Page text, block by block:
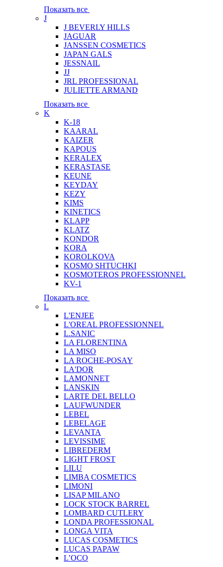
Показать все
J
J BEVERLY HILLS
JAGUAR
JANSSEN COSMETICS
JAPAN GALS
JESSNAIL
JJ
JRL PROFESSIONAL
JULIETTE ARMAND
Показать все
K
K-18
KAARAL
KAIZER
KAPOUS
KERALEX
KERASTASE
KEUNE
KEYDAY
KEZY
KIMS
KINETICS
KLAPP
KLATZ
KONDOR
KORA
KOROLKOVA
KOSMO SHTUCHKI
KOSMOTEROS PROFESSIONNEL
KV-1
Показать все
L
L'ENJEE
L'OREAL PROFESSIONNEL
L.SANIC
LA FLORENTINA
LA MISO
LA ROCHE-POSAY
LA'DOR
LAMONNET
LANSKIN
LARTE DEL BELLO
LAUFWUNDER
LEBEL
LEBELAGE
LEVANTA
LEVISSIME
LIBREDERM
LIGHT FROST
LILU
LIMBA COSMETICS
LIMONI
LISAP MILANO
LOCK STOCK BARREL
LOMBARD CUTLERY
LONDA PROFESSIONAL
LONGA VITA
LUCAS COSMETICS
LUCAS PAPAW
L’OCO